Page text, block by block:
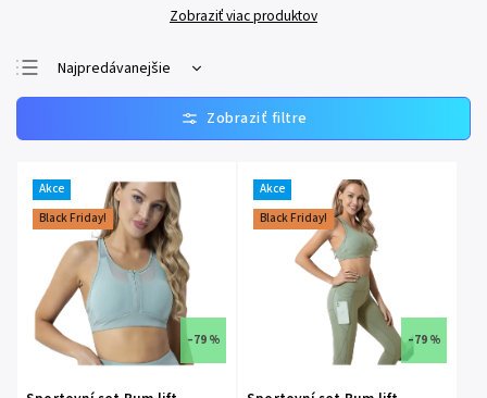
Zobraziť viac produktov
Najpredávanejšie
Najlacnejšie
Najdrahšie
Akce
Black Friday!
–79 %
Akce
Black Friday!
–79 %